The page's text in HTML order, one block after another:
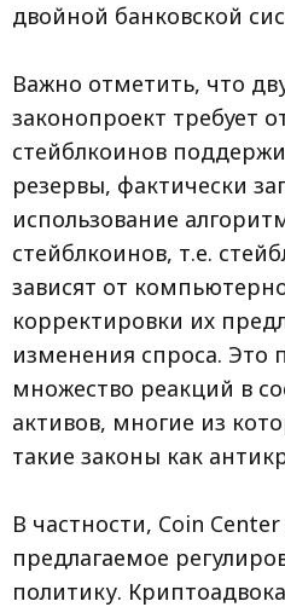
двойной банковской
Важно отметить, что
законопроект требует
стейблкоинов
резервы, фактически
использование
стейблкоинов, т.е.
зависят от
корректировки их
изменения спроса. Это
множество реакций в
активов, многие из
такие законы как
В частности, Coin
предлагаемое
политику.